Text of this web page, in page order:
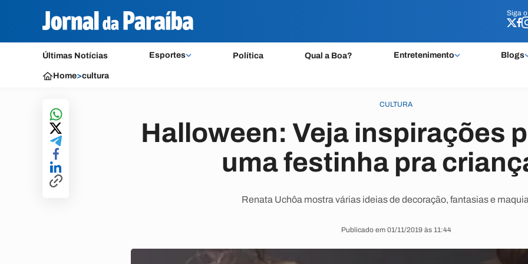
Siga o
Últimas Notícias Esportes Política Qual a Boa? Entretenimento Blogs
Siga o
Home>cultura
CULTURA
Halloween: Veja inspirações
uma festinha pra
Renata Uchôa mostra várias ideias de decoração, fantasias e
Publicado em 01/11/2019 às 11:44